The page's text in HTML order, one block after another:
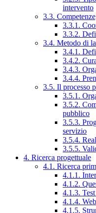
intervento
3.3.
3.3.1.
3.3.2.
3.4. Metodo di
3.4.1.
3.4.2.
3.4.3.
3.4.4.
3.5. Il processo
3.5.1.
3.5.2.
pubblico
3.5.3.
servizio
3.5.4.
3.5.5.
4. Ricerca progettuale
4.1. Ricerca
4.1.1.
4.1.2.
4.1.3.
4.1.4.
4.1.5.